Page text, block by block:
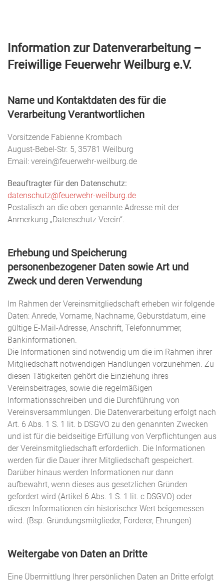
Feuerwehr
Weilburg
Information zur Datenverarbeitung –
Freiwillige Feuerwehr Weilburg e.V.
Name und Kontaktdaten des für die
Verarbeitung Verantwortlichen
Vorsitzende Fabienne Krombach
August-Bebel-Str. 5, 35781 Weilburg
Email: verein@feuerwehr-weilburg.de
Beauftragter für den Datenschutz:
datenschutz@feuerwehr-weilburg.de
Postalisch an die oben genannte Adresse mit der
Anmerkung „Datenschutz Verein“.
Erhebung und Speicherung
personenbezogener Daten sowie Art und
Zweck und deren Verwendung
Im Rahmen der Vereinsmitgliedschaft erheben wir folgende
Daten: Anrede, Vorname, Nachname, Geburstdatum, eine
gültige E-Mail-Adresse, Anschrift, Telefonnummer,
Bankinformationen.
Die Informationen sind notwendig um die im Rahmen ihrer
Mitgliedschaft notwendigen Handlungen vorzunehmen. Zu
diesen Tätigkeiten gehört die Einziehung ihres
Vereinsbeitrages, sowie die regelmäßigen
Informationsschreiben und die Durchführung von
Vereinsversammlungen. Die Datenverarbeitung erfolgt nach
Art. 6 Abs. 1 S. 1 lit. b DSGVO zu den genannten Zwecken
und ist für die beidseitige Erfüllung von Verpflichtungen aus
der Vereinsmitgliedschaft erforderlich. Die Informationen
werden für die Dauer ihrer Mitgliedschaft gespeichert.
Darüber hinaus werden Informationen nur dann
aufbewahrt, wenn dieses aus gesetzlichen Gründen
gefordert wird (Artikel 6 Abs. 1 S. 1 lit. c DSGVO) oder
diesen Informationen ein historischer Wert beigemessen
wird. (Bsp. Gründungsmitglieder, Förderer, Ehrungen)
Weitergabe von Daten an Dritte
Eine Übermittlung Ihrer persönlichen Daten an Dritte erfolgt